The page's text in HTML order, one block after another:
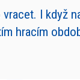
I když
hracím